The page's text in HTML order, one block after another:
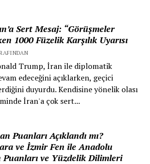
Sert Mesaj: “Görüşmeler
1000 Füzelik Karşılık Uyarısı
Trump, İran ile diplomatik
edeceğini açıklarken, geçici
duyurdu. Kendisine yönelik olası
İran'a çok sert...
Puanları Açıklandı mı?
ve İzmir Fen ile Anadolu
Puanları ve Yüzdelik Dilimleri